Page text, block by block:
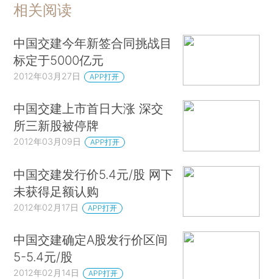
相关阅读
中国交建今年新签合同挑战目
标定于5000亿元
2012年03月27日 APP打开
中国交建上市首日大涨 深交
所三新股被停牌
2012年03月09日 APP打开
中国交建发行价5.4元/股 网下
未获得足额认购
2012年02月17日 APP打开
中国交建确定A股发行价区间
5-5.4元/股
2012年02月14日 APP打开